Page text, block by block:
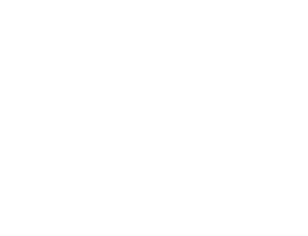
nella natura delle
conformità alla legge e riflettere i
conformità ai requisiti imposti da
aggiuntive;
errori;
servizi o i termini in più